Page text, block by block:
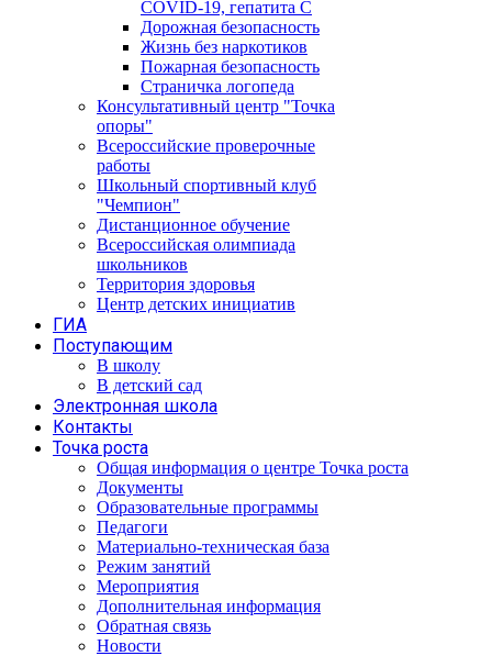
COVID-19, гепатита С
Дорожная безопасность
Жизнь без наркотиков
Пожарная безопасность
Страничка логопеда
Консультативный центр "Точка
опоры"
Всероссийские проверочные
работы
Школьный спортивный клуб
"Чемпион"
Дистанционное обучение
Всероссийская олимпиада
школьников
Территория здоровья
Центр детских инициатив
ГИА
Поступающим
В школу
В детский сад
Электронная школа
Контакты
Точка роста
Общая информация о центре Точка роста
Документы
Образовательные программы
Педагоги
Материально-техническая база
Режим занятий
Мероприятия
Дополнительная информация
Обратная связь
Новости